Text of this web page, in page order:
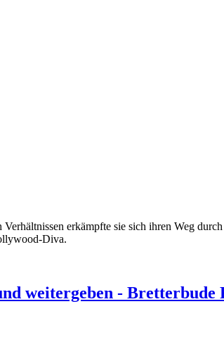
erkämpfte sie sich ihren Weg
Diva.
weitergeben -